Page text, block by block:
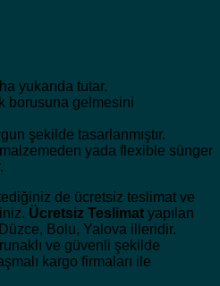
yukarıda tutar.
borusuna gelmesini
şekilde tasarlanmıştır.
yada flexible sünger
de ücretsiz teslimat ve
Ücretsiz Teslimat yapılan
Bolu, Yalova illeridir.
ve güvenli şekilde
kargo firmaları ile